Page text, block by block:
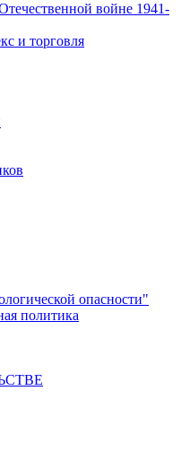
войне 1941-
и торговля
опасности"
политика